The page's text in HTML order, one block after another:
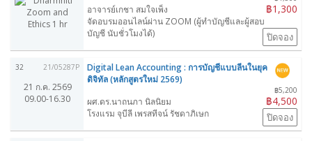
฿1,300
อาจารย์เกชา สมใจเพ็ง
จัดอบรมออนไลน์ผ่าน ZOOM (ผู้ทำบัญชีและผู้สอบ
บัญชี นับชั่วโมงได้)
ปิดจอง
32 21/05287P
21 ก.ค. 2569
09.00-16.30
Digital Lean Accounting : การบัญชีแบบลีนในยุค
ดิจิทัล (หลักสูตรใหม่ 2569)
฿5,200
฿4,500
ผศ.ดร.นาถนภา นิลนิยม
โรงแรม จุบีลี เพรสทีจน์ รัชดาภิเษก
ปิดจอง